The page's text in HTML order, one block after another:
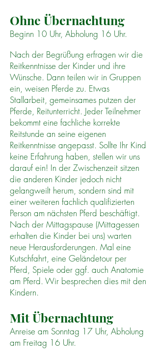
Ohne Übernachtung
Beginn 10 Uhr, Abholung 16 Uhr.
Nach der Begrüßung erfragen wir die
Reitkenntnisse der Kinder und ihre
Wünsche. Dann teilen wir in Gruppen
ein, weisen Pferde zu. Etwas
Stallarbeit, gemeinsames putzen der
Pferde, Reitunterricht. Jeder Teilnehmer
bekommt eine fachliche korrekte
Reitstunde an seine eigenen
Reitkenntnisse angepasst. Sollte Ihr Kind
keine Erfahrung haben, stellen wir uns
darauf ein! In der Zwischenzeit sitzen
die anderen Kinder jedoch nicht
gelangweilt herum, sondern sind mit
einer weiteren fachlich qualifizierten
Person am nächsten Pferd beschäftigt.
Nach der Mittagspause (Mittagessen
erhalten die Kinder bei uns) warten
neue Herausforderungen. Mal eine
Kutschfahrt, eine Geländetour per
Pferd, Spiele oder ggf. auch Anatomie
am Pferd. Wir besprechen dies mit den
Kindern.
Mit Übernachtung
Anreise am Sonntag 17 Uhr, Abholung
am Freitag 16 Uhr.